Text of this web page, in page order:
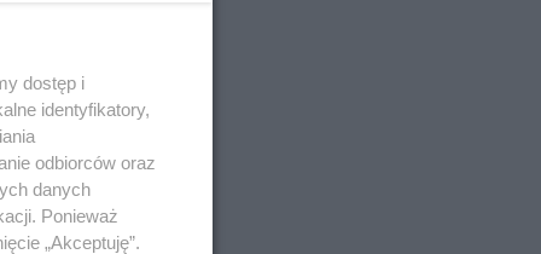
dostęp i
identyfikatory,
odbiorców oraz
danych
Ponieważ
„Akceptuję”.